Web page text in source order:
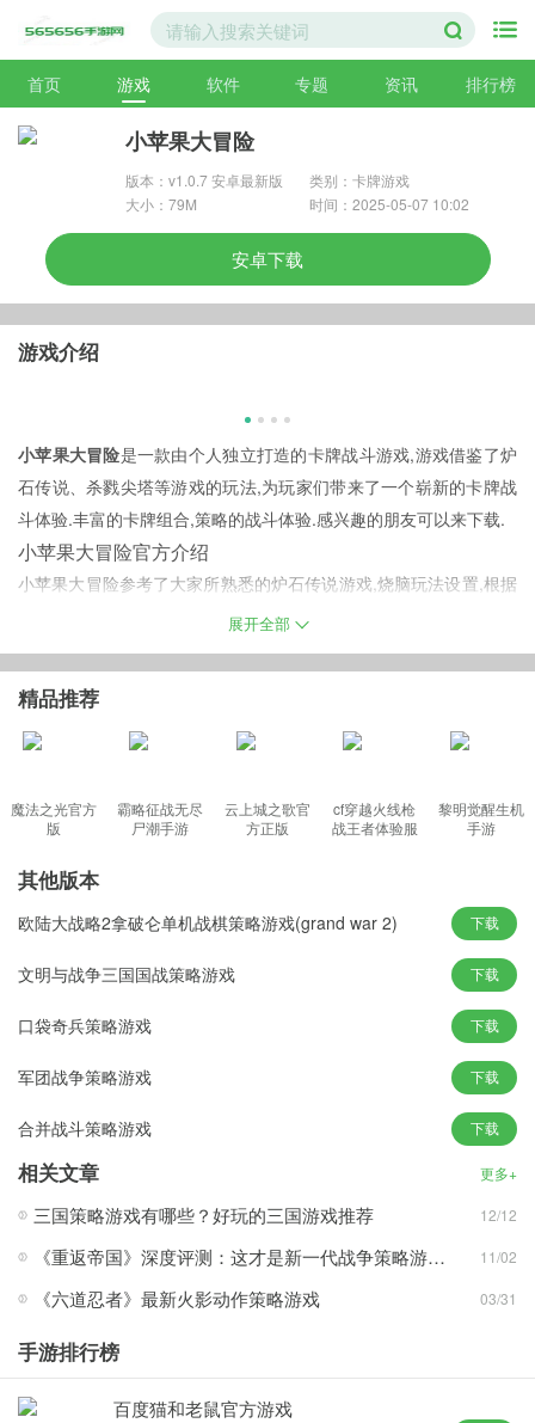
首页 游戏 软件 专题 资讯 排行榜
小苹果大冒险
版本：v1.0.7 安卓最新版
类别：卡牌游戏
大小：79M
时间：2025-05-07 10:02
安卓下载
游戏介绍
小苹果大冒险是一款由个人独立打造的卡牌战斗游戏,游戏借鉴了炉
石传说、杀戮尖塔等游戏的玩法,为玩家们带来了一个崭新的卡牌战
斗体验.丰富的卡牌组合,策略的战斗体验.感兴趣的朋友可以来下载.
小苹果大冒险官方介绍
小苹果大冒险参考了大家所熟悉的炉石传说游戏,烧脑玩法设置,根据
卡牌的属性自由的组合牌组展开对战.
游戏特色
1.玩家需要不断的根据不同的策略,努力的使用最适合的卡牌进行战
2.非常经典的游戏玩法,融合了众多各式各样丰富精彩的元素,不断的
展开对决
3.非常考验玩家的细心程度,需要特别的小心谨慎,即时是处于劣势也
更新内容
v1.0.7版本
2.过关奖励3选1 BOSS宝藏.
3.修正了一些BUG,恶作剧卡牌卡死,蝙蝠卡牌卡死.
5.修改了一些界面.
展开全部
精品推荐
魔法之光官方
版
霸略征战无尽
尸潮手游
云上城之歌官
方正版
cf穿越火线枪
战王者体验服
黎明觉醒生机
手游
其他版本
欧陆大战略2拿破仑单机战棋策略游戏(grand war 2) 下载
文明与战争三国国战策略游戏 下载
口袋奇兵策略游戏 下载
军团战争策略游戏 下载
合并战斗策略游戏 下载
相关文章 更多+
三国策略游戏有哪些？好玩的三国游戏推荐 12/12
《重返帝国》深度评测：这才是新一代战争策略游戏应有的体验 11/02
《六道忍者》最新火影动作策略游戏 03/31
手游排行榜
百度猫和老鼠官方游戏